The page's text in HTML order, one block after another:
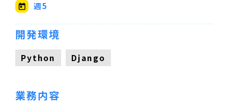
週5
開発環境
Python Django
業務内容